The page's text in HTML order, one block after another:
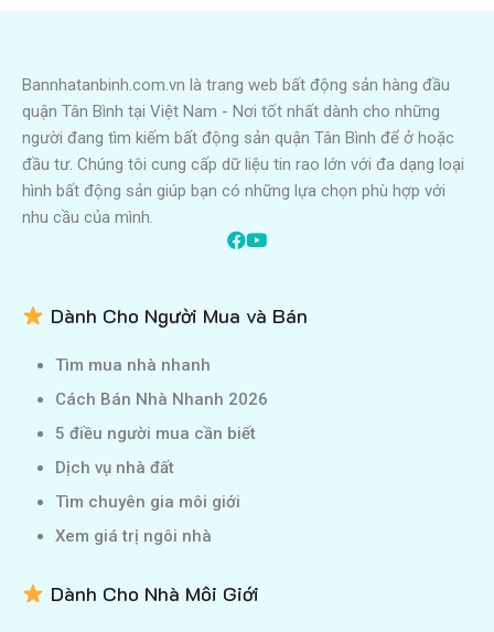
Bannhatanbinh.com.vn là trang web bất động sản hàng đầu
quận Tân Bình tại Việt Nam - Nơi tốt nhất dành cho những
người đang tìm kiếm bất động sản quận Tân Bình để ở hoặc
đầu tư. Chúng tôi cung cấp dữ liệu tin rao lớn với đa dạng loại
hình bất động sản giúp bạn có những lựa chọn phù hợp với
nhu cầu của mình.
Dành Cho Người Mua và Bán
Tìm mua nhà nhanh
Cách Bán Nhà Nhanh 2026
5 điều người mua cần biết
Dịch vụ nhà đất
Tìm chuyên gia môi giới
Xem giá trị ngôi nhà
Dành Cho Nhà Môi Giới